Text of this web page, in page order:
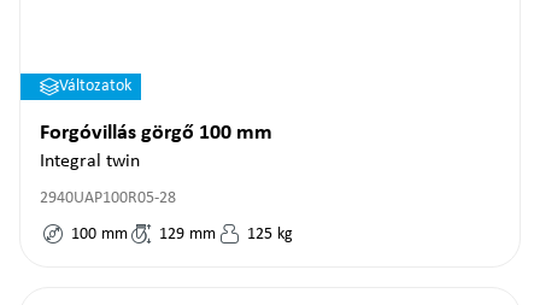
Változatok
Forgóvillás görgő 100 mm
Integral twin
2940UAP100R05-28
100 mm 129 mm 125 kg